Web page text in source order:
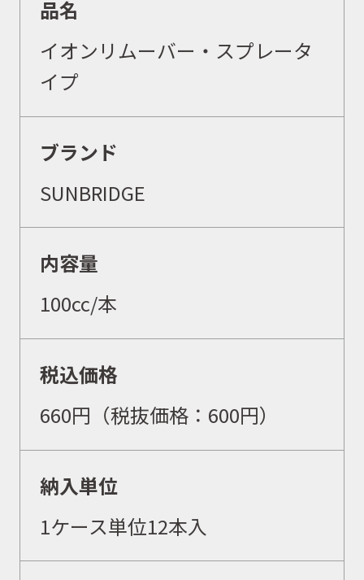
品名
イオンリムーバー・スプレータ
イプ
ブランド
SUNBRIDGE
内容量
100cc/本
税込価格
660円 （税抜価格：600円）
納入単位
1ケース単位12本入